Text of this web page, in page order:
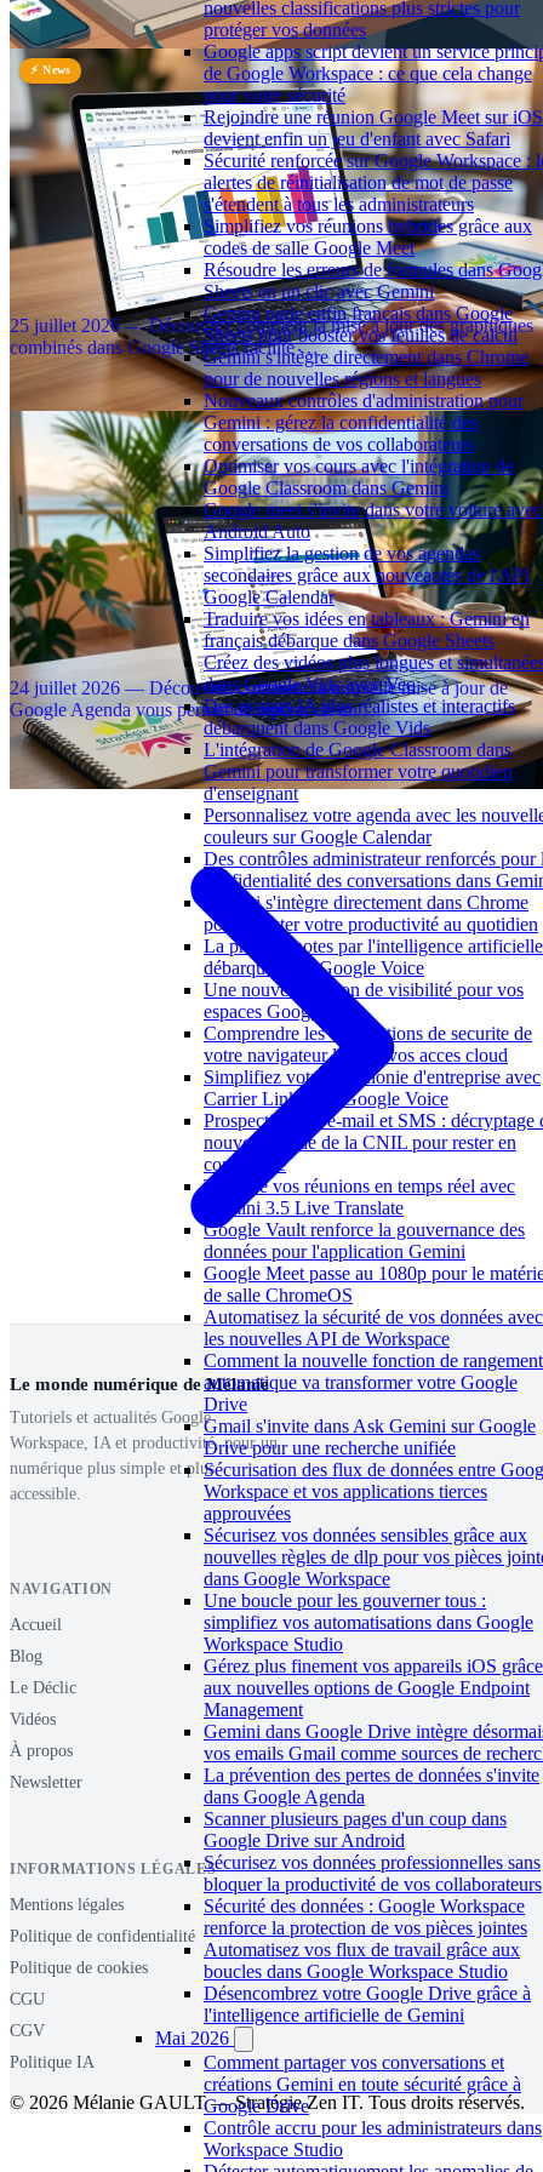
nouvelles classifications plus strictes pour
protéger vos données
Google apps script devient un service
de Google Workspace : ce que cela change
pour votre sécurité
Rejoindre une réunion Google Meet sur iOS
devient enfin un jeu d'enfant avec Safari
Sécurité renforcée sur Google Workspace :
alertes de réinitialisation de mot de passe
s'étendent à tous les administrateurs
Simplifiez vos réunions hybrides grâce aux
codes de salle Google Meet
Résoudre les erreurs de formules dans
Sheets en un clic avec Gemini
Gemini parle enfin français dans Google
Sheets pour booster vos feuilles de calcul
Gemini s'intègre directement dans Chrome
pour de nouvelles régions et langues
Nouveaux contrôles d'administration pour
Gemini : gérez la confidentialité des
conversations de vos collaborateurs
Optimiser vos cours avec l'intégration de
Google Classroom dans Gemini
Google meet s'invite dans votre voiture avec
Android Auto
Simplifiez la gestion de vos agendas
secondaires grâce aux nouveautés de l'API
Google Calendar
Traduire vos idées en tableaux : Gemini en
français débarque dans Google Sheets
Créez des vidéos plus longues et
dans Google Vids avec Veo
Des avatars IA plus réalistes et interactifs
débarquent dans Google Vids
L'intégration de Google Classroom dans
Gemini pour transformer votre quotidien
d'enseignant
Personnalisez votre agenda avec les
couleurs sur Google Calendar
Des contrôles administrateur renforcés pour
confidentialité des conversations dans
Gemini s'intègre directement dans Chrome
pour booster votre productivité au quotidien
La prise de notes par l'intelligence artificielle
débarque dans Google Voice
Une nouvelle option de visibilité pour vos
espaces Google Chat
Comprendre les verifications de securite de
votre navigateur lors de vos acces cloud
Simplifiez votre téléphonie d'entreprise avec
Carrier Link pour Google Voice
Prospection par e-mail et SMS : décryptage
nouveau guide de la CNIL pour rester en
conformité
Traduire vos réunions en temps réel avec
Gemini 3.5 Live Translate
Google Vault renforce la gouvernance des
données pour l'application Gemini
Google Meet passe au 1080p pour le
de salle ChromeOS
Automatisez la sécurité de vos données avec
les nouvelles API de Workspace
Comment la nouvelle fonction de rangement
automatique va transformer votre Google
Drive
Gmail s'invite dans Ask Gemini sur Google
Drive pour une recherche unifiée
Sécurisation des flux de données entre
Workspace et vos applications tierces
approuvées
Sécurisez vos données sensibles grâce aux
nouvelles règles de dlp pour vos pièces
dans Google Workspace
Une boucle pour les gouverner tous :
simplifiez vos automatisations dans Google
Workspace Studio
Gérez plus finement vos appareils iOS grâce
aux nouvelles options de Google Endpoint
Management
Gemini dans Google Drive intègre
vos emails Gmail comme sources de
La prévention des pertes de données s'invite
dans Google Agenda
Scanner plusieurs pages d'un coup dans
Google Drive sur Android
Sécurisez vos données professionnelles sans
bloquer la productivité de vos collaborateurs
Sécurité des données : Google Workspace
renforce la protection de vos pièces jointes
Automatisez vos flux de travail grâce aux
boucles dans Google Workspace Studio
Désencombrez votre Google Drive grâce à
l'intelligence artificielle de Gemini
Mai 2026
Comment partager vos conversations et
créations Gemini en toute sécurité grâce à
Google Drive
Contrôle accru pour les administrateurs dans
Workspace Studio
⏱️ 3 min
⚡ News
Des visualisations plus claires grâce aux graphiques
combinés améliorés dans Google Sheets
25 juillet 2026 — Découvrez comment la mise à jour des graphiques
combinés dans Google Sheets facilite …
⏱️ 2 min
Une nouvelle icône dans Google Agenda pour identifier
instantanément les délégataires de calendrier
24 juillet 2026 — Découvrez comment la nouvelle mise à jour de
Google Agenda vous permet de repérer en un …
⏱️ 3 min
Suivant 2/16
Le monde numérique de Mélanie
Tutoriels et actualités Google
Workspace, IA et productivité, pour un
numérique plus simple et plus
accessible.
NAVIGATION
Accueil
Blog
Le Déclic
Vidéos
À propos
Newsletter
INFORMATIONS LÉGALES
Mentions légales
Politique de confidentialité
Politique de cookies
CGU
CGV
Politique IA
© 2026 Mélanie GAULT — Stratégie Zen IT. Tous droits réservés.